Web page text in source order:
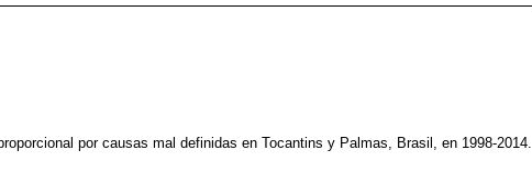
por causas mal definidas en Tocantins y Palmas, Brasil, en 1998-2014.